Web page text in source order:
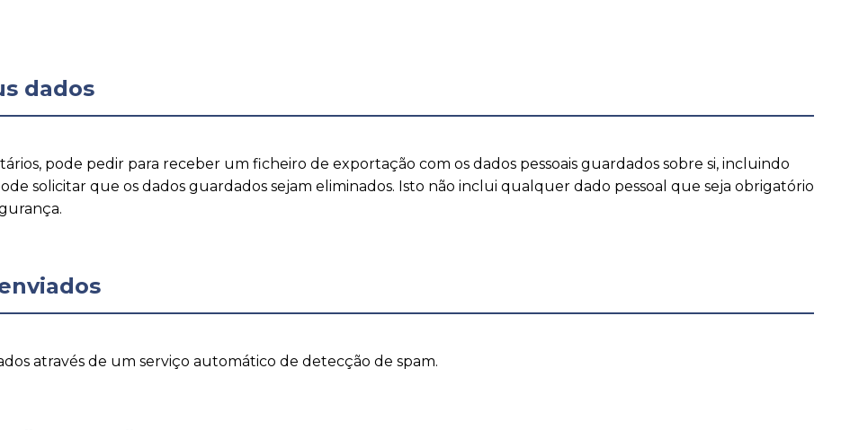
dados
pode pedir para receber um ficheiro de exportação com os dados pessoais guardados sobre si, incluindo
solicitar que os dados guardados sejam eliminados. Isto não inclui qualquer dado pessoal que seja obrigatório
através de um serviço automático de detecção de spam.